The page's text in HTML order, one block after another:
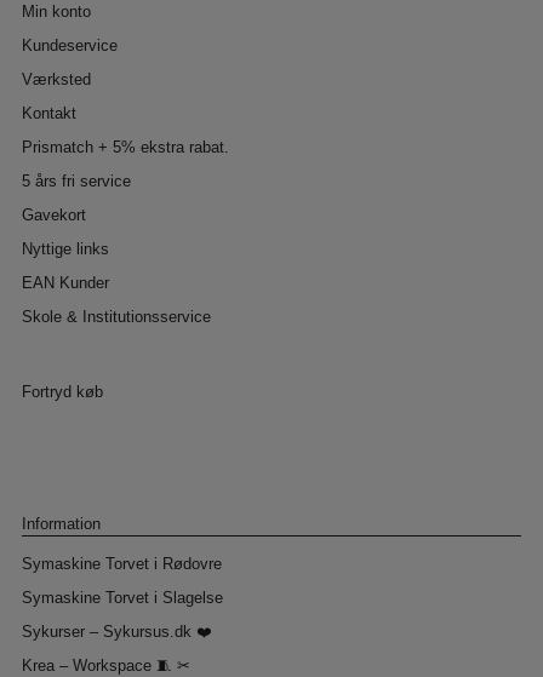
Min konto
Kundeservice
Værksted
Kontakt
Prismatch + 5% ekstra rabat.
5 års fri service
Gavekort
Nyttige links
EAN Kunder
Skole & Institutionsservice
Fortryd køb
Information
Symaskine Torvet i Rødovre
Symaskine Torvet i Slagelse
Sykurser – Sykursus.dk ❤️
Krea – Workspace 🧵 ✂